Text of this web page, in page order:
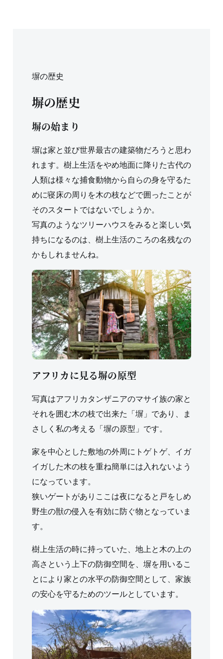
塀の歴史
塀の歴史
塀の始まり
塀は家と並び世界最古の建築物だろうと思わ
れます。樹上生活をやめ地面に降りた古代の
人類は様々な捕食動物から自らの身を守るた
めに寝床の周りを木の枝などで囲ったことが
そのスタートではないでしょうか。
写真のようなツリーハウスをみると楽しい気
持ちになるのは、樹上生活のころの名残なの
かもしれませんね。
アフリカに見る塀の原型
写真はアフリカタンザニアのマサイ族の家と
それを囲む木の枝で出来た「塀」であり、ま
さしく私の考える「塀の原型」です。
家を中心とした敷地の外周にトゲトゲ、イガ
イガした木の枝を重ね簡単には入れないよう
になっています。
狭いゲートがありここは夜になると戸をしめ
野生の獣の侵入を有効に防ぐ物となっていま
す。
樹上生活の時に持っていた、地上と木の上の
高さという上下の防御空間を、塀を用いるこ
とにより家との水平の防御空間として、家族
の安心を守るためのツールとしています。